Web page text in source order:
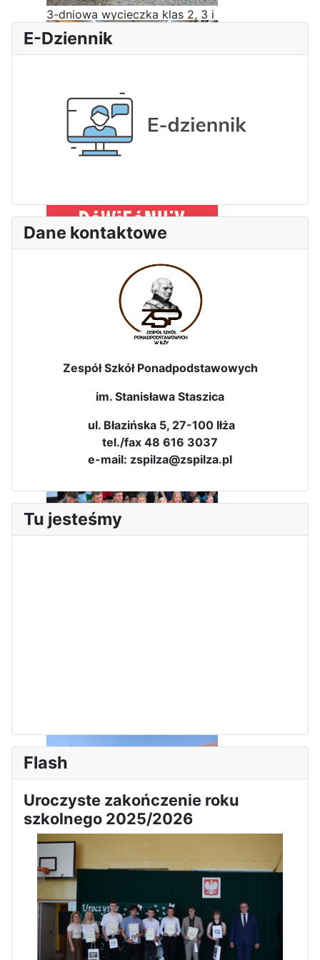
3-dniowa wycieczka klas 2, 3 i
4 technikum w Bieszczady
Wizyta edukacyjna w Areszcie
Bezpieczeństwo i kompetencje
uczniów - nasz priorytet
Dni Leśmianowskie 2026
Sukces Kingi na XXXVI
Olimpiadzie Teologii Katolickiej
Obchody Święta Konstytucji 3
Maja w Iłży
E-Dziennik
Dane kontaktowe
Zespół Szkół Ponadpodstawowych
im. Stanisława Staszica
ul. Błazińska 5, 27-100 Iłża
tel./fax 48 616 3037
e-mail: zspilza@zspilza.pl
Tu jesteśmy
Flash
Uroczyste zakończenie roku
szkolnego 2025/2026